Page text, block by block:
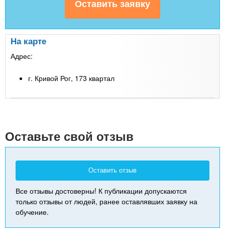
На карте
Адрес:
г. Кривой Рог, 173 квартал
Оставьте свой отзыв
Оставить отзыв
Все отзывы достоверны! К публикации допускаются
только отзывы от людей, ранее оставлявших заявку на
обучение.